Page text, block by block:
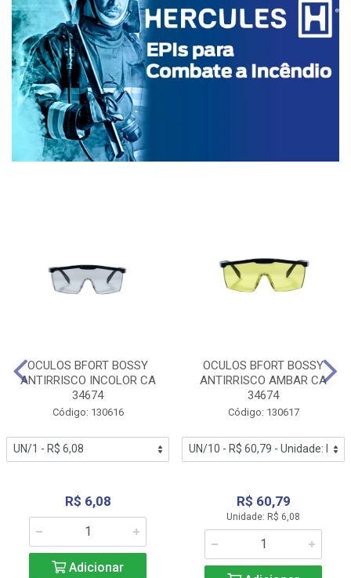
OCULOS BFORT BOSSY
ANTIRRISCO INCOLOR CA
34674
Código: 130616
R$ 6,08
Adicionar
OCULOS BFORT BOSSY
ANTIRRISCO AMBAR CA
34674
Código: 130617
R$ 60,79
Unidade: R$ 6,08